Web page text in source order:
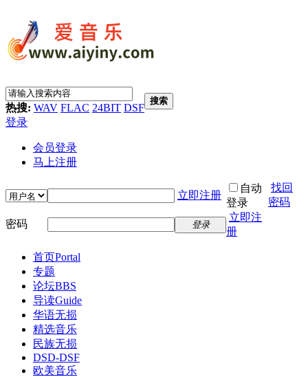
热搜: WAV FLAC 24BIT DSF
搜索
登录
会员登录
马上注册
立即注册
自动
登录
找回
密码
密码
登录
立即注
册
首页Portal
专题
论坛BBS
导读Guide
华语无损
精选音乐
民族无损
DSD-DSF
欧美音乐